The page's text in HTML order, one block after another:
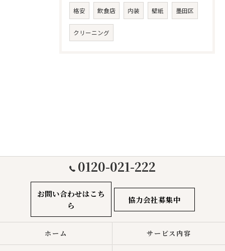
格安 飲食店 内装 壁紙 墨田区
クリーニング
0120-021-222
お問い合わせはこち
ら
協力会社募集中
ホーム サービス内容